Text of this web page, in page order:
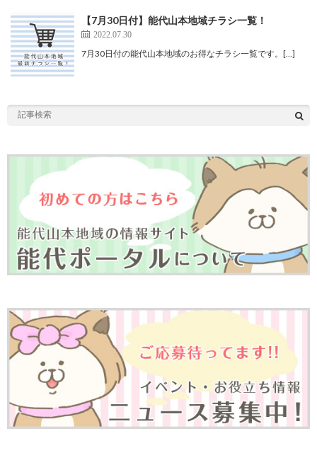
【7月30日付】能代山本地域チラシ一覧！
2022.07.30
7月30日付の能代山本地域のお得なチラシ一覧です。[…]